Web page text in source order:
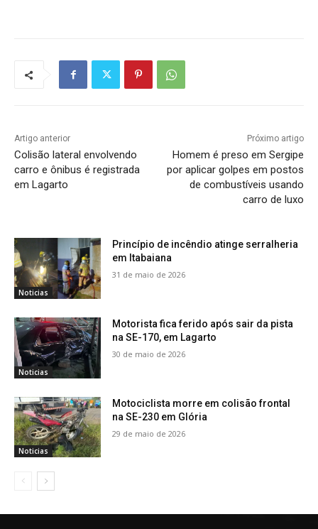
Artigo anterior
Colisão lateral envolvendo
carro e ônibus é registrada
em Lagarto
Próximo artigo
Homem é preso em Sergipe
por aplicar golpes em postos
de combustíveis usando
carro de luxo
Noticias
Princípio de incêndio atinge serralheria
em Itabaiana
31 de maio de 2026
Noticias
Motorista fica ferido após sair da pista
na SE-170, em Lagarto
30 de maio de 2026
Noticias
Motociclista morre em colisão frontal
na SE-230 em Glória
29 de maio de 2026